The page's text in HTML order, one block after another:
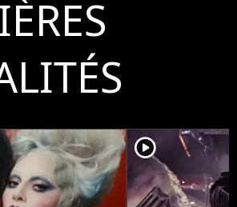
player2